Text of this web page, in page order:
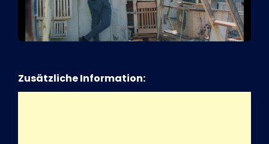
Zusätzliche Information: